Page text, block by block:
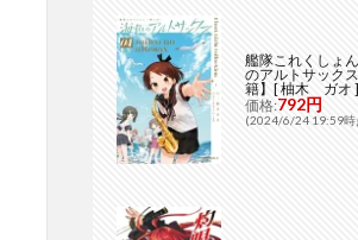
艦隊これくしょ
のアルトサック
籍】[ 柚木 ガオ ]
価格:792円
(2024/6/24 19:59時